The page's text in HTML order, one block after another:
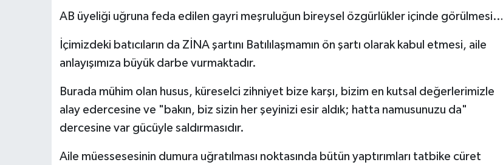
AB üyeliği uğruna feda edilen gayri meşruluğun bireysel özgürlükler içinde görülmesi…
İçimizdeki batıcıların da ZİNA şartını Batılılaşmamın ön şartı olarak kabul etmesi, aile
anlayışımıza büyük darbe vurmaktadır.
Burada mühim olan husus, küreselci zihniyet bize karşı, bizim en kutsal değerlerimizle
alay edercesine ve "bakın, biz sizin her şeyinizi esir aldık; hatta namusunuzu da"
dercesine var gücüyle saldırmasıdır.
Aile müessesesinin dumura uğratılması noktasında bütün yaptırımları tatbike cüret